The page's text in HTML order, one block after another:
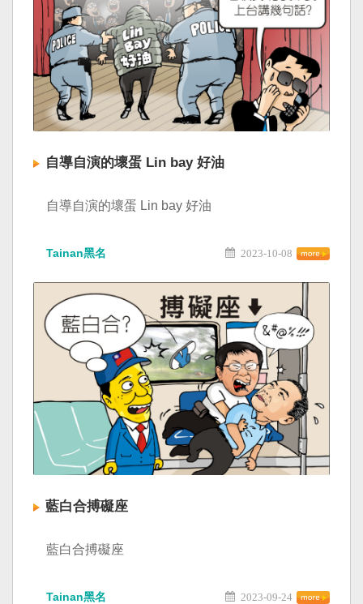
自導自演的壞蛋 Lin bay 好油
自導自演的壞蛋 Lin bay 好油
Tainan黑名 2023-10-08
藍白合搏礙座
藍白合搏礙座
Tainan黑名 2023-09-24